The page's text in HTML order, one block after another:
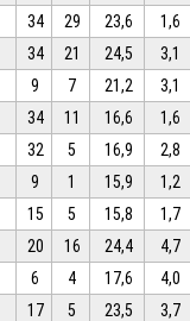
34 29 23,6 1,6
34 21 24,5 3,1
9 7 21,2 3,1
34 11 16,6 1,6
32 5 16,9 2,8
9 1 15,9 1,2
15 5 15,8 1,7
20 16 24,4 4,7
6 4 17,6 4,0
17 5 23,5 3,7